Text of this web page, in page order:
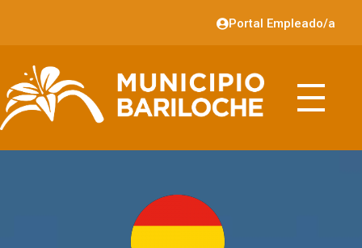
Portal Empleado/a